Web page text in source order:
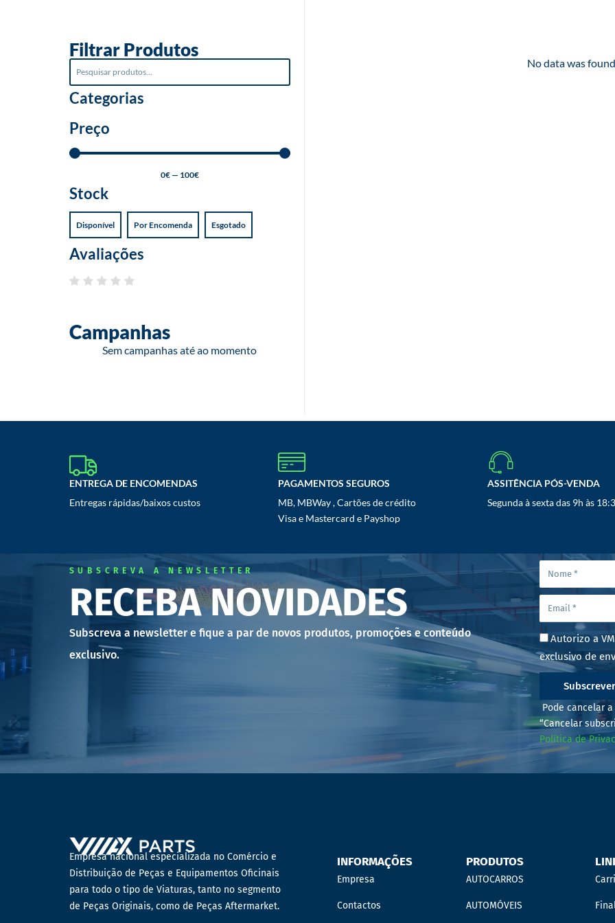
Filtrar Produtos
Categorias
Preço
0€— 100€
Stock
Disponível Por Encomenda Esgotado
Avaliações
Campanhas
Sem campanhas até ao momento
No data was
ENTREGA DE ENCOMENDAS
Entregas rápidas/baixos custos
PAGAMENTOS SEGUROS
MB, MBWay , Cartões de crédito
Visa e Mastercard e Payshop
ASSITÊNCIA PÓS-VENDA
Segunda à sexta das 9h às
SUBSCREVA A NEWSLETTER
RECEBA NOVIDADES
Subscreva a newsletter e fique a par de novos produtos, promoções e conteúdo
exclusivo.
Autorizo a
exclusivo de
Pode cancelar
“Cancelar
Política de
Empresa nacional especializada no Comércio e
Distribuição de Peças e Equipamentos Oficinais
para todo o tipo de Viaturas, tanto no segmento
de Peças Originais, como de Peças Aftermarket.
INFORMAÇÕES
Empresa
Contactos
PRODUTOS
AUTOCARROS
AUTOMÓVEIS